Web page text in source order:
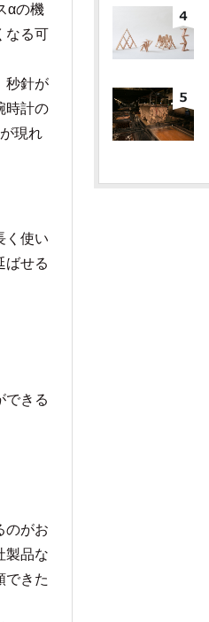
αの機
なる可
秒針が
時計の
現れ
く使い
ばせる
できる
のがお
製品な
できた